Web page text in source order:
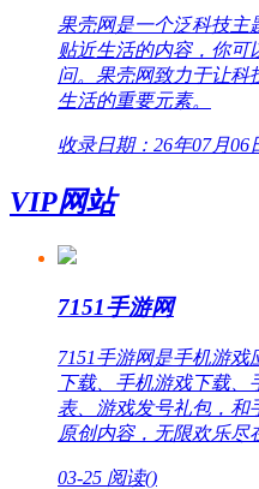
果壳网是一个泛科技主
贴近生活的内容，你可
问。果壳网致力于让科
生活的重要元素。
收录日期：26年07月06
VIP网站
7151手游网
7151手游网是手机游
下载、手机游戏下载
表、游戏发号礼包，和
原创内容，无限欢乐尽
03-25 阅读()